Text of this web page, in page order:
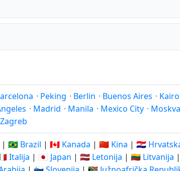
· Peking · Berlin · Buenos Aires · Kairo
· Madrid · Manila · Mexico City · Moskva
Zagreb
| 🇧🇷 Brazil | 🇨🇦 Kanada | 🇨🇳 Kina | 🇭🇷
Italija | 🇯🇵 Japan | 🇱🇻 Letonija | 🇱🇹 Litvanija |